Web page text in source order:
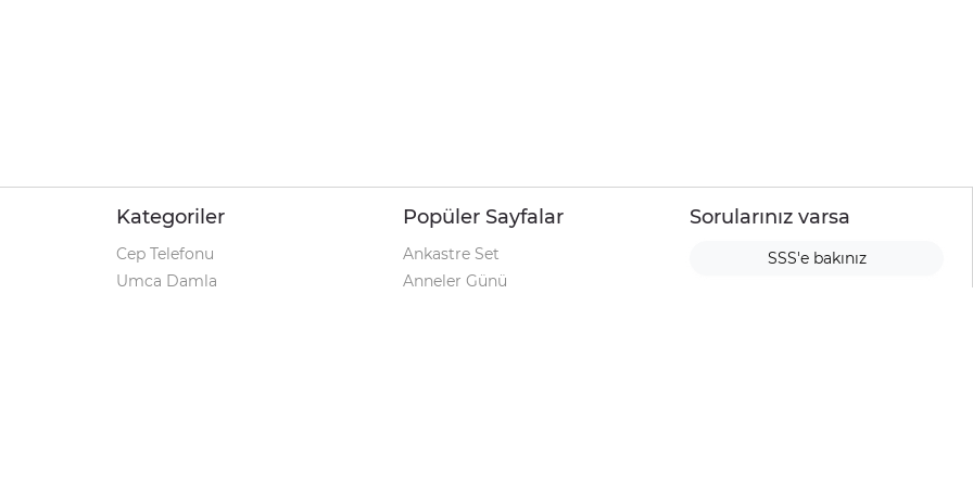
Kategoriler
Cep Telefonu
Umca Damla
Popüler Sayfalar
Ankastre Set
Anneler Günü
Sorularınız varsa
SSS'e bakınız